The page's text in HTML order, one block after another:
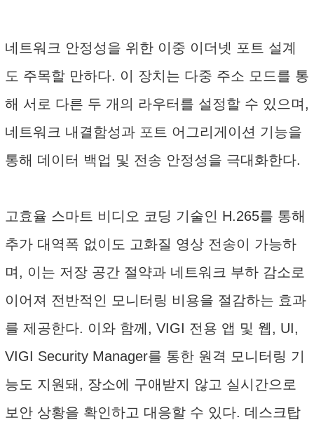
네트워크 안정성을 위한 이중 이더넷 포트 설계
도 주목할 만하다. 이 장치는 다중 주소 모드를 통
해 서로 다른 두 개의 라우터를 설정할 수 있으며,
네트워크 내결함성과 포트 어그리게이션 기능을
통해 데이터 백업 및 전송 안정성을 극대화한다.
고효율 스마트 비디오 코딩 기술인 H.265를 통해
추가 대역폭 없이도 고화질 영상 전송이 가능하
며, 이는 저장 공간 절약과 네트워크 부하 감소로
이어져 전반적인 모니터링 비용을 절감하는 효과
를 제공한다. 이와 함께, VIGI 전용 앱 및 웹, UI,
VIGI Security Manager를 통한 원격 모니터링 기
능도 지원돼, 장소에 구애받지 않고 실시간으로
보안 상황을 확인하고 대응할 수 있다. 데스크탑